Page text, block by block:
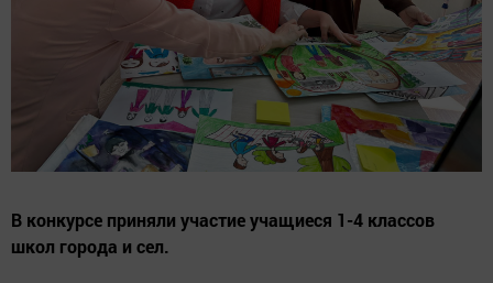
В конкурсе приняли участие учащиеся 1-4 классов
школ города и сел.